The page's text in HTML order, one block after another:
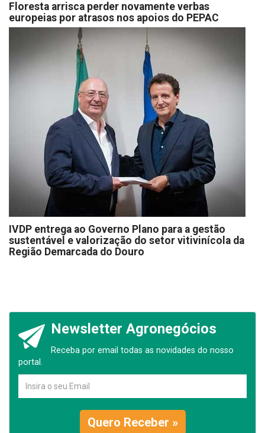
Floresta arrisca perder novamente verbas
europeias por atrasos nos apoios do PEPAC
IVDP entrega ao Governo Plano para a gestão
sustentável e valorização do setor vitivinícola da
Região Demarcada do Douro
Newsletter Agronegócios
Receba por email todas as novidades do nosso
portal.
Quero Receber »